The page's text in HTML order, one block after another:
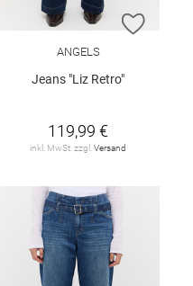
HINZUFÜGEN
ZUR
ANGELS
Jeans "Liz Retro"
119,99 €
inkl. MwSt. zzgl. Versand